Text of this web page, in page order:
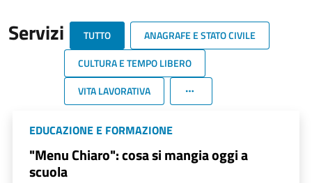
Servizi TUTTO
ANAGRAFE E STATO CIVILE
CULTURA E TEMPO LIBERO
VITA LAVORATIVA
EDUCAZIONE E FORMAZIONE
"Menu Chiaro": cosa si mangia oggi a
scuola